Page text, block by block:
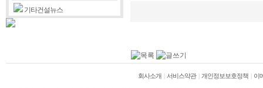
기타건설뉴스
회사소개 서비스약관 개인정보보호정책 이